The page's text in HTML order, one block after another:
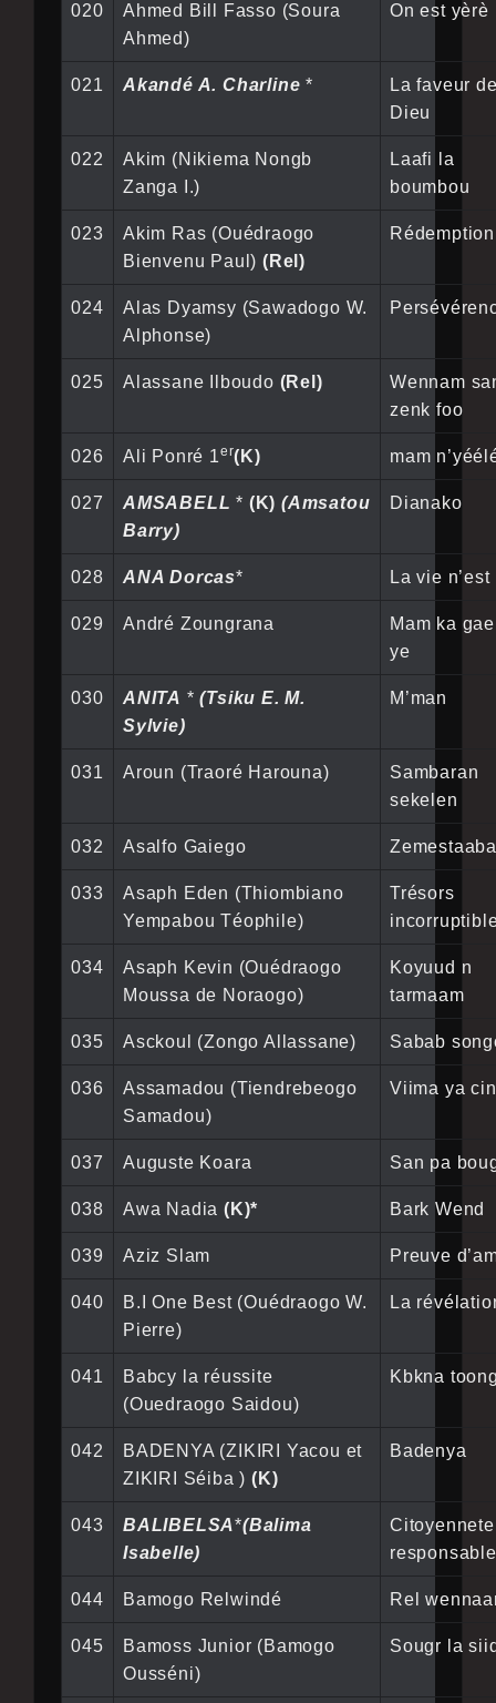
020
Ahmed Bill Fasso (Soura
Ahmed)
On est yèrè
021 Akandé A. Charline*
La faveur
Dieu
022
Akim (Nikiema Nongb
Zanga I.)
Laafi la
boumbou
023
Akim Ras (Ouédraogo
Bienvenu Paul)(Rel)
Rédemption
024
Alas Dyamsy (Sawadogo W.
Alphonse)
025 Alassane Ilboudo (Rel)
Wennam
zenk foo
026 Ali Ponré 1er(K) mam
027 AMSABELL* (K) (Amsatou
Barry)
Dianako
028 ANA Dorcas* La vie
029 André Zoungrana
Mam ka
ye
030 ANITA * (Tsiku E. M.
Sylvie)
M’man
031 Aroun (Traoré Harouna)
Sambaran
sekelen
032 Asalfo Gaiego Zemestaaba
033
Asaph Eden (Thiombiano
Yempabou Téophile)
Trésors
034
Asaph Kevin (Ouédraogo
Moussa de Noraogo)
Koyuud n
tarmaam
035 Asckoul (Zongo Allassane) Sabab
036
Assamadou (Tiendrebeogo
Samadou)
Viima ya
037 Auguste Koara San pa
038 Awa Nadia (K)* Bark Wend
039 Aziz Slam Preuve
040
B.I One Best (Ouédraogo W.
Pierre)
La
041
Babcy la réussite
(Ouedraogo Saidou)
Kbkna
042
BADENYA (ZIKIRI Yacou et
ZIKIRI Séiba )(K)
Badenya
043 BALIBELSA*(Balima
Isabelle)
Citoyennete
responsable
044 Bamogo Relwindé Rel
045
Bamoss Junior (Bamogo
Ousséni)
Sougr la